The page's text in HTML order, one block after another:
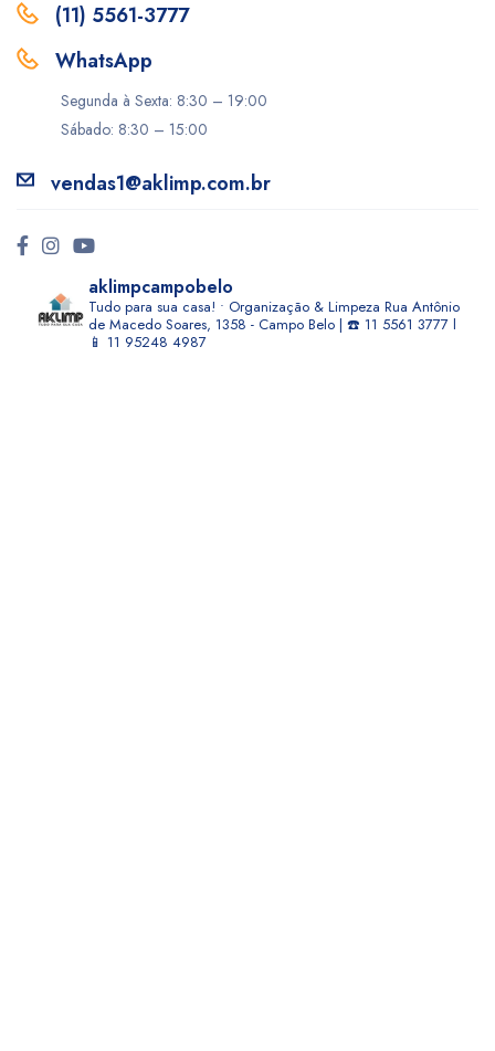
(11) 5561-3777
WhatsApp
Segunda à Sexta: 8:30 – 19:00
Sábado: 8:30 – 15:00
vendas1@aklimp.com.br
aklimpcampobelo
Tudo para sua casa! • Organização & Limpeza Rua Antônio
de Macedo Soares, 1358 - Campo Belo | ☎️ 11 5561 3777 l
📱 11 95248 4987